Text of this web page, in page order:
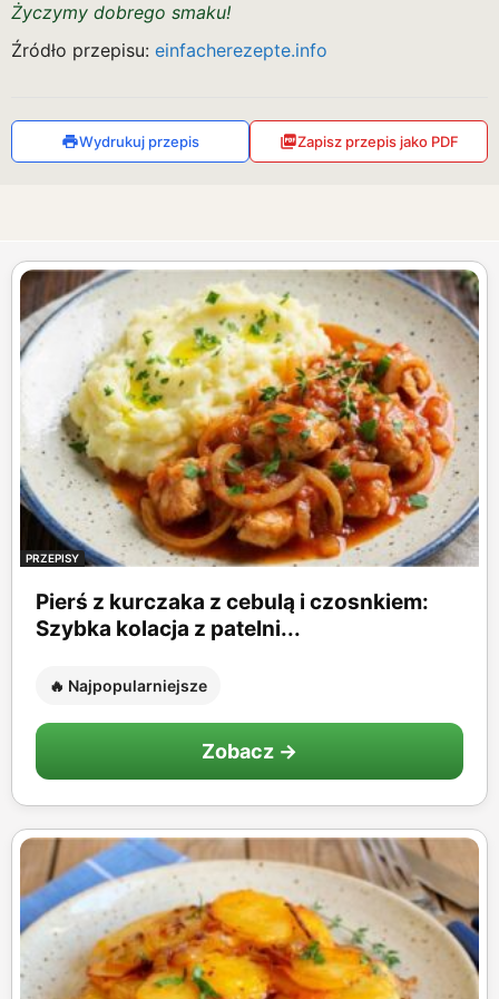
Życzymy dobrego smaku!
Źródło przepisu: einfacherezepte.info
Wydrukuj przepis Zapisz przepis jako PDF
PRZEPISY
Pierś z kurczaka z cebulą i czosnkiem:
Szybka kolacja z patelni...
🔥 Najpopularniejsze
Zobacz →